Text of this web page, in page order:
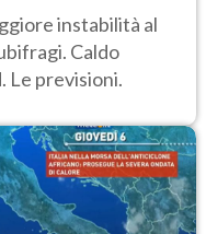
instabilità al
Caldo
Le previsioni.